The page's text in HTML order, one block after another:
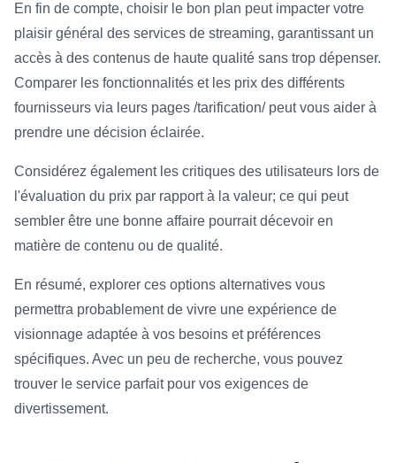
En fin de compte, choisir le bon plan peut impacter votre
plaisir général des services de streaming, garantissant un
accès à des contenus de haute qualité sans trop dépenser.
Comparer les fonctionnalités et les prix des différents
fournisseurs via leurs pages /tarification/ peut vous aider à
prendre une décision éclairée.
Considérez également les critiques des utilisateurs lors de
l'évaluation du prix par rapport à la valeur; ce qui peut
sembler être une bonne affaire pourrait décevoir en
matière de contenu ou de qualité.
En résumé, explorer ces options alternatives vous
permettra probablement de vivre une expérience de
visionnage adaptée à vos besoins et préférences
spécifiques. Avec un peu de recherche, vous pouvez
trouver le service parfait pour vos exigences de
divertissement.